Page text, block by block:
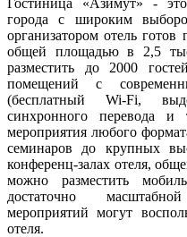
города с широким
организатором отель готов
общей площадью в 2,5
разместить до 2000
помещений с
(бесплатный Wi-Fi,
синхронного перевода
мероприятия любого
семинаров до крупных
конференц-залах отеля,
можно разместить
достаточно
мероприятий могут
отеля.